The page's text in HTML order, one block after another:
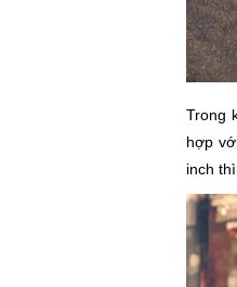
Trong
hợp
inch